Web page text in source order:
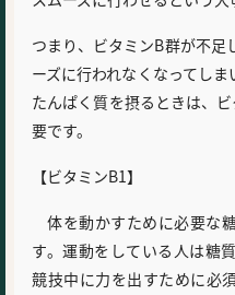
つまり、ビタミンB群が不
ーズに行われなくなってしま
たんぱく質を摂るときは、
要です。
【ビタミンB1】
体を動かすために必要な
す。運動をしている人は糖
競技中に力を出すために必